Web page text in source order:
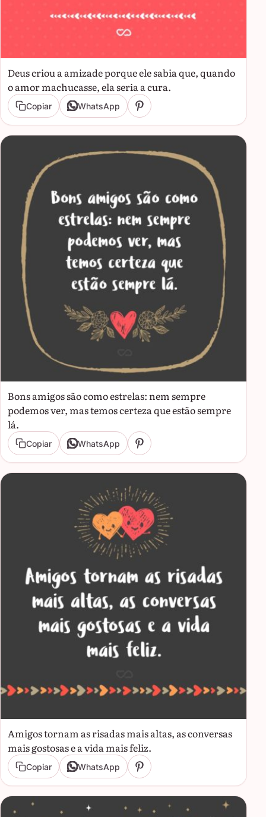
Deus criou a amizade porque ele sabia que, quando
o amor machucasse, ela seria a cura.
Copiar WhatsApp
Bons amigos são como estrelas: nem sempre
podemos ver, mas temos certeza que estão sempre
lá.
Copiar WhatsApp
Amigos tornam as risadas mais altas, as conversas
mais gostosas e a vida mais feliz.
Copiar WhatsApp